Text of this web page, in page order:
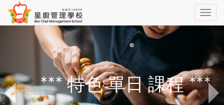
Toggle
*** 特色 單日 課程 ***